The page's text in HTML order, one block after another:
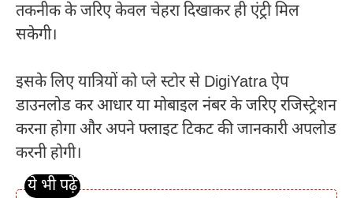
तकनीक के जरिए केवल चेहरा दिखाकर ही एंट्री मिल
सकेगी।
इसके लिए यात्रियों को प्ले स्टोर से DigiYatra ऐप
डाउनलोड कर आधार या मोबाइल नंबर के जरिए रजिस्ट्रेशन
करना होगा और अपने फ्लाइट टिकट की जानकारी अपलोड
करनी होगी।